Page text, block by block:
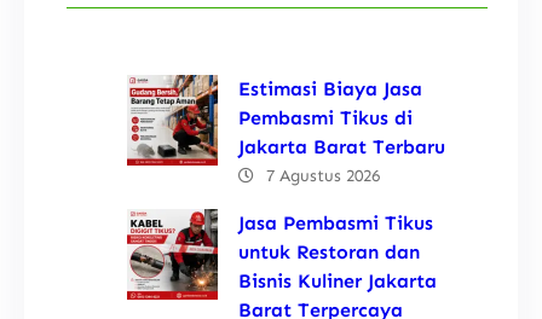
Estimasi Biaya Jasa
Pembasmi Tikus di
Jakarta Barat Terbaru
7 Agustus 2026
Jasa Pembasmi Tikus
untuk Restoran dan
Bisnis Kuliner Jakarta
Barat Terpercaya